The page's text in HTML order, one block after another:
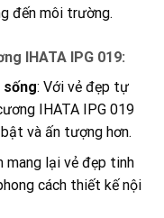
đến môi trường.
IHATA IPG 019:
sống: Với vẻ đẹp tự
IHATA IPG 019
và ấn tượng hơn.
mang lại vẻ đẹp tinh
cách thiết kế nội